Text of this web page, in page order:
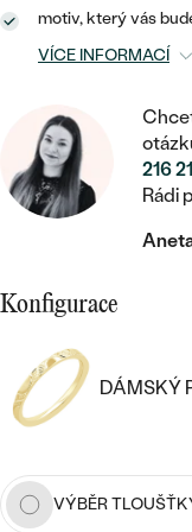
RUČNĚ RYTÉ
S VÝPLNÍ
SVATEBNÍ
DLE CENY
CENOVĚ
LUXUSNÍ
ZAČÍT S
DLE DRAHOKAMU
DIAMANT
BAREVNÝ
SALT AND
DĚTSKÉ
DOPLŇKY
DLE MATERIÁLU
PLATINA
S DIAMANTY
DĚTSKÉ
DLE KAMENE
S DIAMANTY
S
S PERLAMI
DLE CENY
LUXUSNÍ
MEDAILONKY
VE TVARU
SE ZVÍŘATY
S
DLE CENY
STATEMENT
PEČETNÍ
DLE DRAHOKAMU
S DIAMANTY
S
S PERLAMI
DLE CENY
motiv, který vás
VÍCE INFORMACÍ
216
Rádi
Konfigurace
DÁMSKÝ
VÝBĚR